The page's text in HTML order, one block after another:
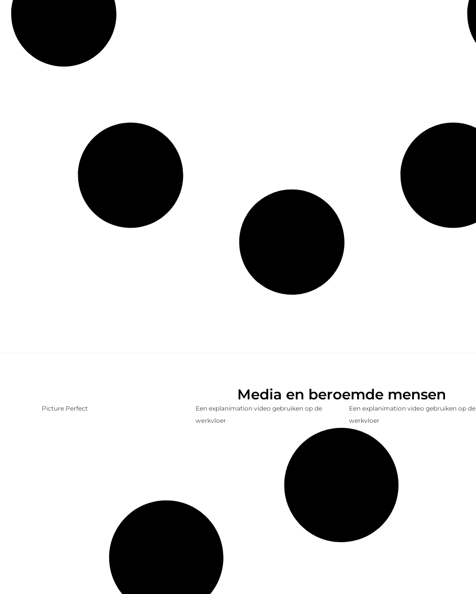
Media en beroemde mensen
Picture Perfect
Een explanimation video gebruiken op de
werkvloer
Een explanimation video gebruiken op de
werkvloer